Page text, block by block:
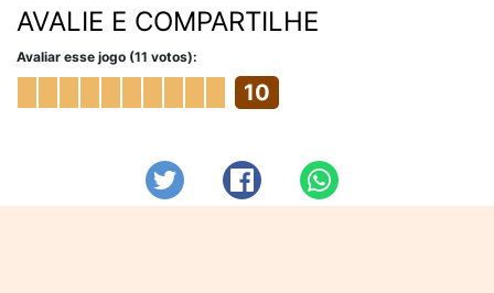
AVALIE E COMPARTILHE
Avaliar esse jogo (11 votos):
10